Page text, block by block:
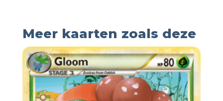
Meer kaarten zoals deze